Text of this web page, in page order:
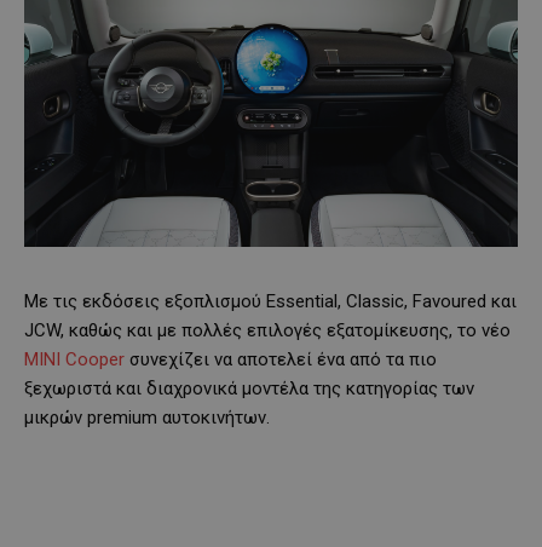
Με τις εκδόσεις εξοπλισμού Essential, Classic, Favoured και
JCW, καθώς και με πολλές επιλογές εξατομίκευσης, το νέο
MINI Cooper συνεχίζει να αποτελεί ένα από τα πιο
ξεχωριστά και διαχρονικά μοντέλα της κατηγορίας των
μικρών premium αυτοκινήτων.